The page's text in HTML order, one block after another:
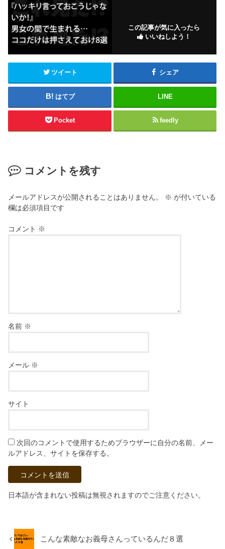
この記事が気に入ったら
いいねしよう！
ツイート シェア
はてブ LINE
Pocket feedly
コメントを残す
メールアドレスが公開されることはありません。 ※ が付いている
欄は必須項目です
コメント ※
名前 ※
メール ※
サイト
次回のコメントで使用するためブラウザーに自分の名前、メー
ルアドレス、サイトを保存する。
日本語が含まれない投稿は無視されますのでご注意ください。
こんな素敵なお義母さんっているんだ８選